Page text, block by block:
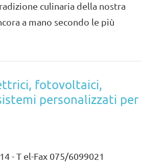
culinaria della nostra
a mano secondo le più
fotovoltaici,
personalizzati per
- T el-Fax 075/6099021